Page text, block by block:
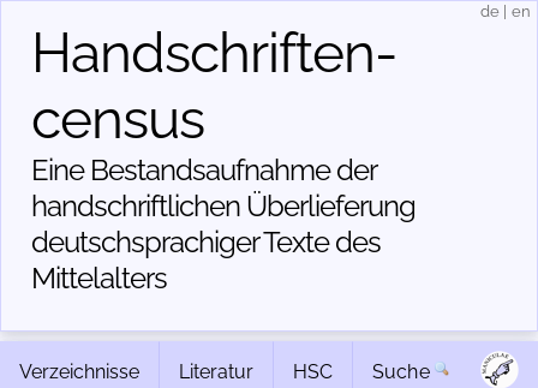
Handschriften­
census
Eine Bestandsaufnahme der
handschriftlichen Über­lieferung
deutschsprachiger Texte des
Mittelalters
de en
Verzeichnisse Literatur HSC Suche